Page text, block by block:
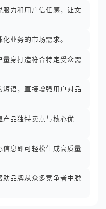
服力和用户信任感，让文
业务的市场需求。
量身打造符合特定受众需
语，直接增强用户对品
品独特卖点与核心优
息即可轻松生成高质量
品牌从众多竞争者中脱